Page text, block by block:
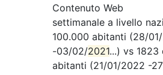
Contenuto Web
settimanale a livello
100.000 abitanti (28/
-03/02/2021...) vs 1823
abitanti (21/01/2022 -